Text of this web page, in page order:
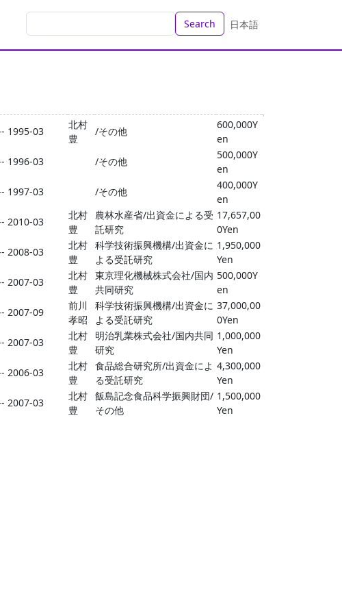
Search 日本語
1995-03
北村
豊
/その他
600,000Y
en
1996-03 /その他
500,000Y
en
1997-03 /その他
400,000Y
en
2010-03
北村
豊
農林水産省/出資金による受
託研究
17,657,00
0Yen
2008-03
北村
豊
科学技術振興機構/出資金に
よる受託研究
1,950,000
Yen
2007-03
北村
豊
東京理化機械株式会社/国内
共同研究
500,000Y
en
2007-09
前川
孝昭
科学技術振興機構/出資金に
よる受託研究
37,000,00
0Yen
2007-03
北村
豊
明治乳業株式会社/国内共同
研究
1,000,000
Yen
2006-03
北村
豊
食品総合研究所/出資金によ
る受託研究
4,300,000
Yen
2007-03
北村
豊
飯島記念食品科学振興財団/
その他
1,500,000
Yen